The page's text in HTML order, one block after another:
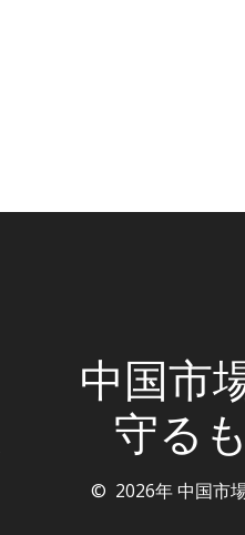
中国市
守る
© 2026年 中国市